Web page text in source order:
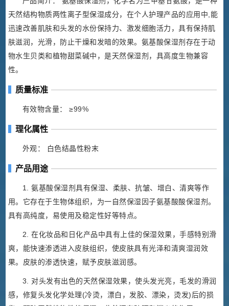
天然结构物质两性离子型保湿成分，在个人护理产品的应用中,能
迅速改善肌肤和头发的水份保持力、激发细胞活力，具有保持肌
肤滋润，光滑，防止干燥和发暗的效果。氨基酸保湿剂存在于动
物水生贝类和植物甜菜碱中，是天然保湿剂，具高度生物兼容
性。
质量标准
有效物含量： ≥99%
理化属性
外观： 白色结晶性粉末
产品用途
1. 氨基酸保湿剂具有保湿、柔肤、抗皱、增白、清爽等作
用。它存在于生物体组织，为一自然保湿因子氨基酸酸保湿剂。
具有高纯度，易使用及稳定性好等特点。
2. 在化妆品和日化产品中具有上佳的保湿效果，手感特别滑
爽，能快速渗透进入皮肤组织，使皮肤具有光泽和清爽湿润效
果。皮肤的渗透快速，赋予皮肤滋润感。
3. 对头发有出色的天然保湿效果，使头发光亮，毛发的滑润
感，修复头发化学处理(冷烫，漂白，发胶、漂染，烫发)后的损